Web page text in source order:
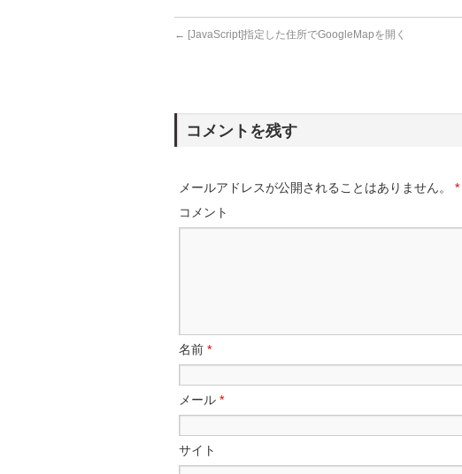
← [JavaScript]指定した住所でGoogleMapを開く
コメントを残す
メールアドレスが公開されることはありません。 *
コメント
名前 *
メール *
サイト